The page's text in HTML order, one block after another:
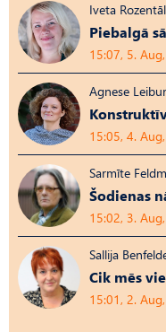
Iveta
Piebalgā
15:07, 5.
Agnese
15:05, 4.
Sarmīte
Šodienas
15:02, 3.
Sallija
Cik mēs
15:01, 2.